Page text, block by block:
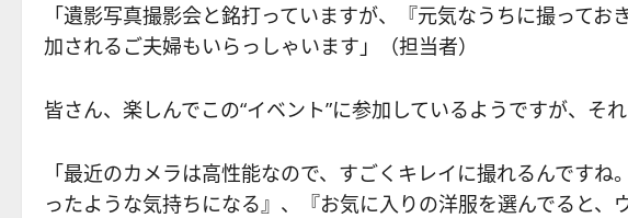
「遺影写真撮影会と銘打っていますが、『元気なうちに撮って
加されるご夫婦もいらっしゃいます」（担当者）
皆さん、楽しんでこの“イベント”に参加しているようですが、そ
「最近のカメラは高性能なので、すごくキレイに撮れるんです
ったような気持ちになる』、『お気に入りの洋服を選んでると